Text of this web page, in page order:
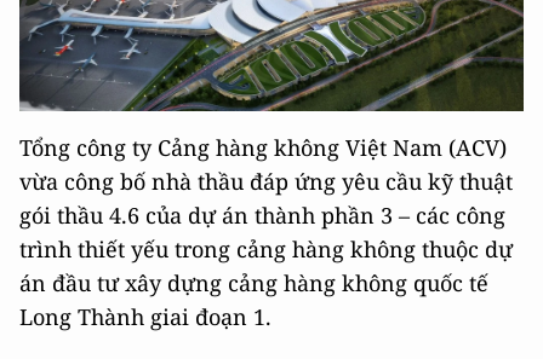
Tổng công ty Cảng hàng không Việt Nam (ACV)
vừa công bố nhà thầu đáp ứng yêu cầu kỹ thuật
gói thầu 4.6 của dự án thành phần 3 – các công
trình thiết yếu trong cảng hàng không thuộc dự
án đầu tư xây dựng cảng hàng không quốc tế
Long Thành giai đoạn 1.